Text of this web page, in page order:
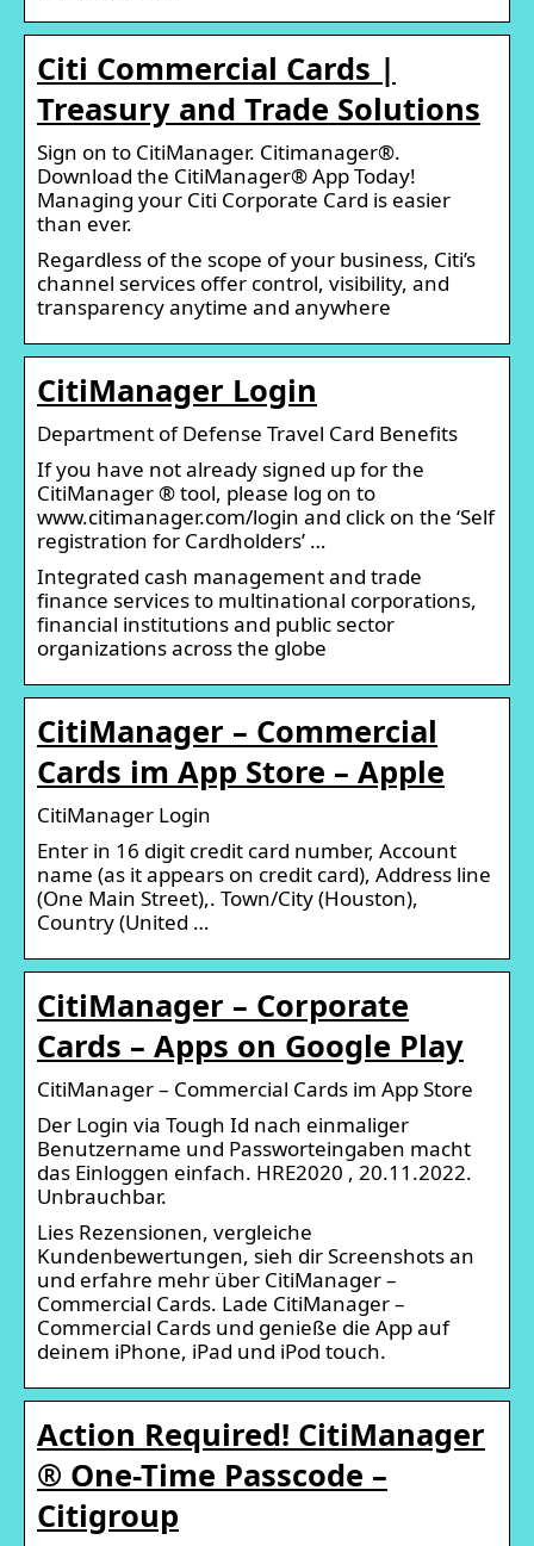
Citi Commercial Cards |
Treasury and Trade Solutions
Sign on to CitiManager. Citimanager®.
Download the CitiManager® App Today!
Managing your Citi Corporate Card is easier
than ever.
Regardless of the scope of your business, Citi’s
channel services offer control, visibility, and
transparency anytime and anywhere
CitiManager Login
Department of Defense Travel Card Benefits
If you have not already signed up for the
CitiManager ® tool, please log on to
www.citimanager.com/login and click on the ‘Self
registration for Cardholders’ …
Integrated cash management and trade
finance services to multinational corporations,
financial institutions and public sector
organizations across the globe
CitiManager – Commercial
Cards im App Store – Apple
CitiManager Login
Enter in 16 digit credit card number, Account
name (as it appears on credit card), Address line
(One Main Street),. Town/City (Houston),
Country (United …
CitiManager – Corporate
Cards – Apps on Google Play
‎CitiManager – Commercial Cards im App Store
Der Login via Tough Id nach einmaliger
Benutzername und Passworteingaben macht
das Einloggen einfach. HRE2020 , 20.11.2022.
Unbrauchbar.
Lies Rezensionen, vergleiche
Kundenbewertungen, sieh dir Screenshots an
und erfahre mehr über CitiManager –
Commercial Cards. Lade CitiManager –
Commercial Cards und genieße die App auf
deinem iPhone, iPad und iPod touch.
Action Required! CitiManager
® One-Time Passcode –
Citigroup